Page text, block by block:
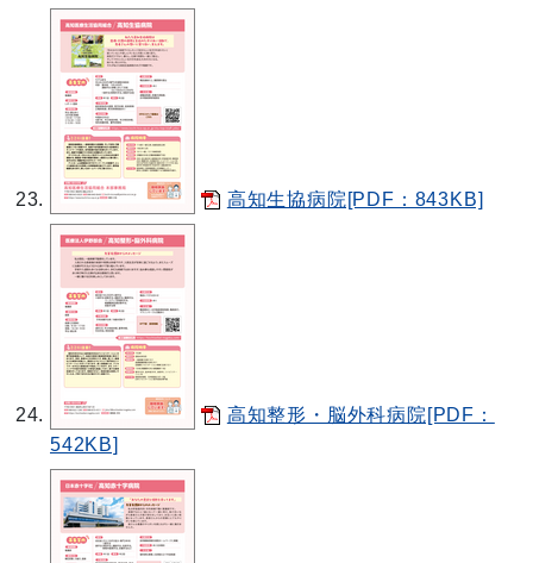
高知生協病院[PDF：843KB]
高知整形・脳外科病院[PDF：
542KB]